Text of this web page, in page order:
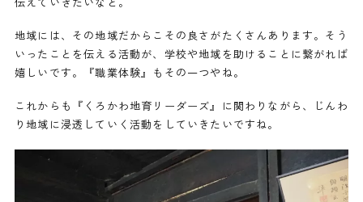
伝えていきたいなと。
地域には、その地域だからこその良さがたくさんあります。そう
いったことを伝える活動が、学校や地域を助けることに繋がれば
嬉しいです。『職業体験』もその一つやね。
これからも『くろかわ地育リーダーズ』に関わりながら、じんわ
り地域に浸透していく活動をしていきたいですね。